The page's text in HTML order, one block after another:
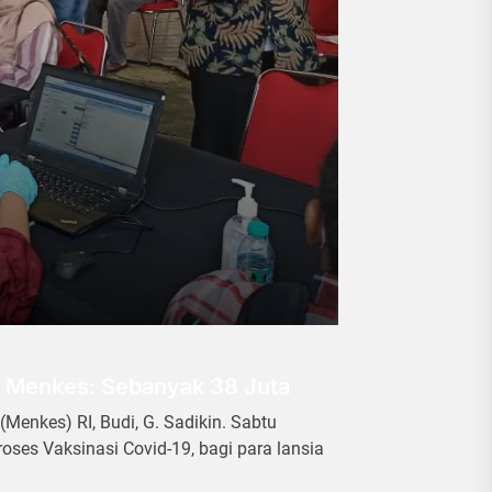
Sebanyak 38 Juta
RI, Budi, G. Sadikin. Sabtu
Vaksinasi Covid-19, bagi para lansia